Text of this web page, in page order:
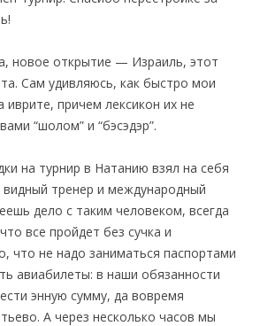
новое открытие — Израиль, этот
Сам удивляюсь, как быстро мои
иврите, причем лексикон их не
“шолом” и “бэсэдэр”.
на турнир в Натанию взял на себя
видный тренер и международный
дело с таким человеком, всегда
все пройдет без сучка и
что не надо заниматься паспортами
авиабилеты: в наши обязанности
энную сумму, да вовремя
А через несколько часов мы